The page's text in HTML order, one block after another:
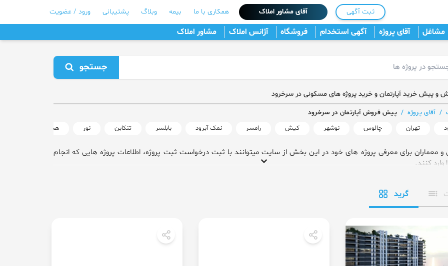
ثبت آگهی آقای مشاور املاک همکاری با ما بیمه وبلاگ پشتیبانی ورود / عضویت
مشاغل آقای پروژه آگهی استخدام فروشگاه آژانس املاک مشاور املاک
جستجو
و پیش خرید آپارتمان و خرید پروژه های مسکونی در سرخرود
/ آقای پروژه / پیش فروش آپارتمان در سرخرود
تهران چالوس نوشهر کیش رامسر نمک آبرود بابلسر تنکابن نور هچیرود
و معماران برای معرفی پروژه های خود در این بخش از سایت میتوانند با ثبت درخواست ثبت پروژه، اطلاعات پروژه هایی که انجام
وارد کنند.
ثبت پروژهگرید